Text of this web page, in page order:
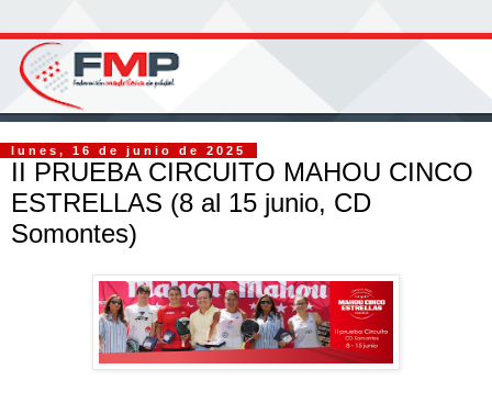
lunes, 16 de junio de 2025
II PRUEBA CIRCUITO MAHOU CINCO
ESTRELLAS (8 al 15 junio, CD
Somontes)